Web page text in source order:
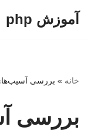
آموزش php
خانه » بررسی
بررسی